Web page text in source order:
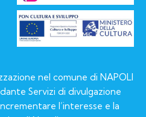
nel comune di NAPOLI
Servizi di divulgazione
l’interesse e la